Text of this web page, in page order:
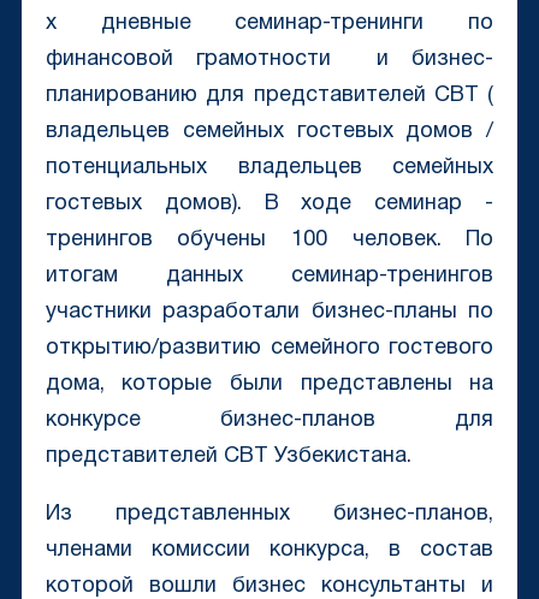
х дневные семинар-тренинги по
финансовой грамотности и бизнес-
планированию для представителей СВТ (
владельцев семейных гостевых домов /
потенциальных владельцев семейных
гостевых домов). В ходе семинар -
тренингов обучены 100 человек. По
итогам данных семинар-тренингов
участники разработали бизнес-планы по
открытию/развитию семейного гостевого
дома, которые были представлены на
конкурсе бизнес-планов для
представителей CBT Узбекистана.
Из представленных бизнес-планов,
членами комиссии конкурса, в состав
которой вошли бизнес консультанты и